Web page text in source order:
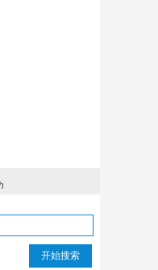
开始搜索